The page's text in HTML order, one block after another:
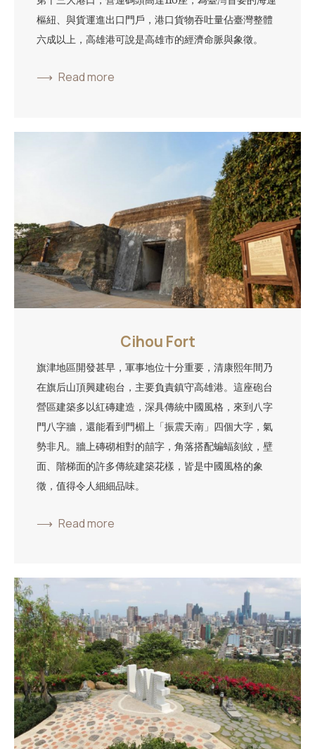
樞紐、與貨運進出口門戶，港口貨物吞吐量佔臺灣整體
六成以上，高雄港可說是高雄市的經濟命脈與象徵。
Read more
Cihou Fort
旗津地區開發甚早，軍事地位十分重要，清康熙年間乃
在旗后山頂興建砲台，主要負責鎮守高雄港。這座砲台
營區建築多以紅磚建造，深具傳統中國風格，來到八字
門八字牆，還能看到門楣上「振震天南」四個大字，氣
勢非凡。牆上磚砌相對的囍字，角落搭配蝙蝠刻紋，壁
面、階梯面的許多傳統建築花樣，皆是中國風格的象
徵，值得令人細細品味。
Read more